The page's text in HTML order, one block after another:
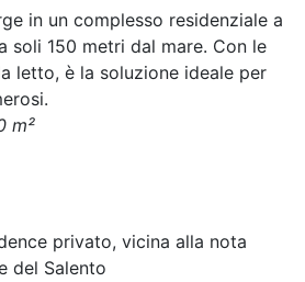
in un complesso residenziale a
soli 150 metri dal mare. Con le
letto, è la soluzione ideale per
m²
privato, vicina alla nota
del Salento